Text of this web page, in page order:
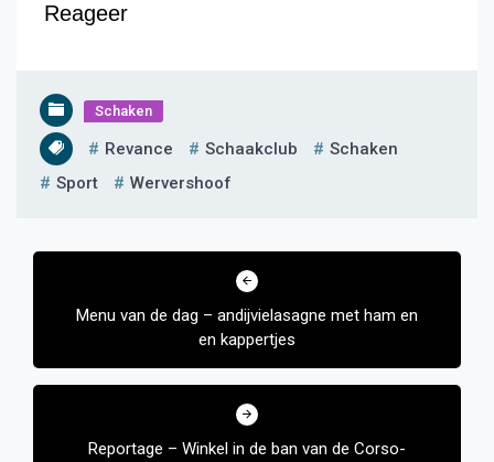
Reageer
Schaken
Revance Schaakclub
Schaken
Sport
Wervershoof
Bericht
Menu van de dag – andijvielasagne met ham en
en kappertjes
Reportage – Winkel in de ban van de Corso-